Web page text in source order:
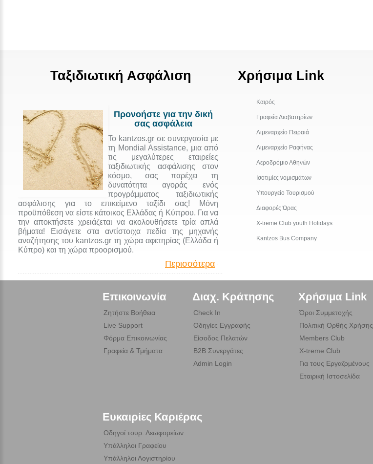
Ταξιδιωτική Ασφάλιση
Προνοήστε για την δική
σας ασφάλεια
Το kantzos.gr σε συνεργασία με
τη Mondial Assistance, μια από
τις μεγαλύτερες εταιρείες
ταξιδιωτικής ασφάλισης στον
κόσμο, σας παρέχει τη
δυνατότητα αγοράς ενός
προγράμματος ταξιδιωτικής
ασφάλισης για το επικείμενο ταξίδι σας! Μόνη
προϋπόθεση να είστε κάτοικος Ελλάδας ή Κύπρου. Για να
την αποκτήσετε χρειάζεται να ακολουθήσετε τρία απλά
βήματα! Εισάγετε στα αντίστοιχα πεδία της μηχανής
αναζήτησης του kantzos.gr τη χώρα αφετηρίας (Ελλάδα ή
Κύπρο) και τη χώρα προορισμού.
Περισσότερα
Χρήσιμα Link
Καιρός
Γραφεία Διαβατηρίων
Λιμεναρχείο Πειραιά
Λιμεναρχείο Ραφήνας
Αεροδρόμιο Αθηνών
Ισοτιμίες νομισμάτων
Υπουργείο Τουρισμού
Διαφορές Ώρας
Χ-treme Club youth Holidays
Kantzos Bus Company
Επικοινωνία
Ζητήστε Βοήθεια
Live Support
Φόρμα Επικοινωνίας
Γραφεία & Τμήματα
Διαχ. Κράτησης
Check In
Οδηγίες Εγγραφής
Είσοδος Πελατών
B2B Συνεργάτες
Admin Login
Χρήσιμα Link
Όροι Συμμετοχής
Πολιτική Ορθής Χρήσης
Members Club
X-treme Club
Για τους Εργαζομένους
Εταιρική Ιστοσελίδα
Ευκαιρίες Καριέρας
Οδηγοί τουρ. Λεωφορείων
Υπάλληλοι Γραφείου
Υπάλληλοι Λογιστηρίου